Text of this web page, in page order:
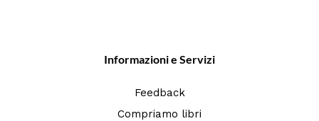
Informazioni e Servizi
Feedback
Compriamo libri